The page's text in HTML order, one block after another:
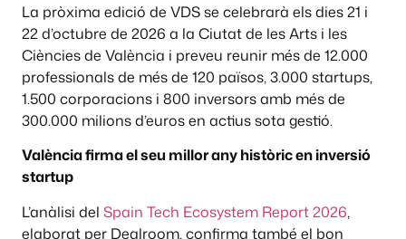
La pròxima edició de VDS se celebrarà els dies 21 i
22 d’octubre de 2026 a la Ciutat de les Arts i les
Ciències de València i preveu reunir més de 12.000
professionals de més de 120 països, 3.000 startups,
1.500 corporacions i 800 inversors amb més de
300.000 milions d’euros en actius sota gestió.
València firma el seu millor any històric en inversió
startup
L’anàlisi del Spain Tech Ecosystem Report 2026,
elaborat per Dealroom, confirma també el bon